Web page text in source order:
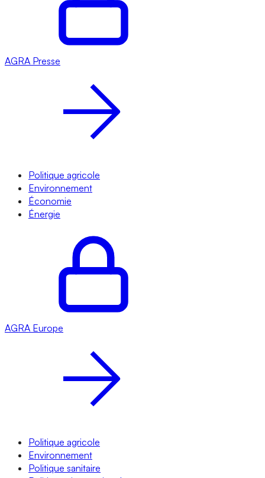
AGRA Presse
Politique agricole
Environnement
Économie
Énergie
AGRA Europe
Politique agricole
Environnement
Politique sanitaire